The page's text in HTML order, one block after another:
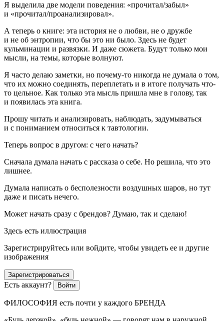
Я выделила две модели поведения: «прочитал/забыл»
и «прочитал/проанализировал».
А теперь о книге: эта история не о любви, не о дружбе
и не об энтропии, что бы это ни было. Здесь не будет
кульминации и развязки. И даже сюжета. Будут только мои
мысли, на темы, которые волнуют.
Я часто делаю заметки, но почему-то никогда не думала о том,
что их можно соединять, переплетать и в итоге получать что-
то цельное. Как только эта мысль пришла мне в голову, так
и появилась эта книга.
Прошу читать и анализировать, наблюдать, задумываться
и с пониманием относиться к тавтологии.
Теперь вопрос в другом: с чего начать?
Сначала думала начать с рассказа о себе. Но решила, что это
лишнее.
Думала написать о бесполезности воздушных шаров, но тут
даже и писать нечего.
Может начать сразу с брендов? Думаю, так и сделаю!
Здесь есть иллюстрация
Зарегистрируйтесь или войдите, чтобы увидеть ее и другие
изображения
Зарегистрироваться
Есть аккаунт? Войти
ФИЛОСОФИЯ есть почти у каждого БРЕНДА